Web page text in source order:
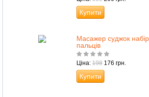
Купити
Масажер суджок
пальців
Ціна: 198 176 грн.
Купити